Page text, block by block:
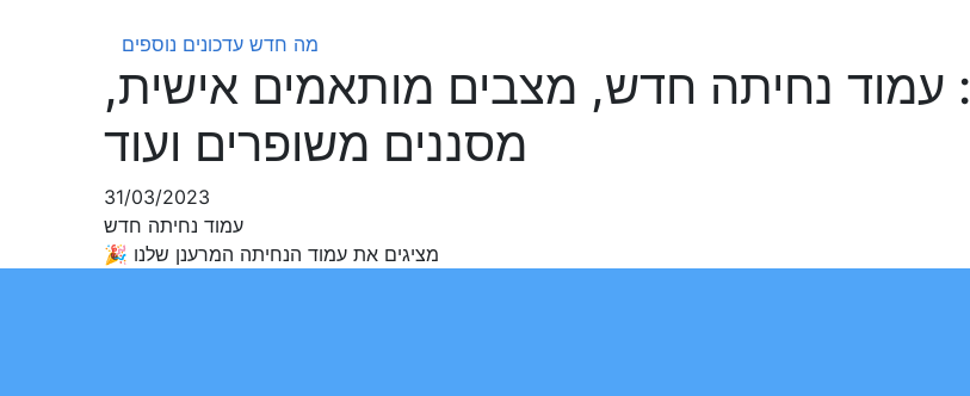
מה חדש עדכונים נוספים
JustDo גרסה 3.136: עמוד נחיתה חדש, מצבים מותאמים אישית,
מסננים משופרים ועוד
31/03/2023
עמוד נחיתה חדש
מציגים את עמוד הנחיתה המרענן שלנו 🎉